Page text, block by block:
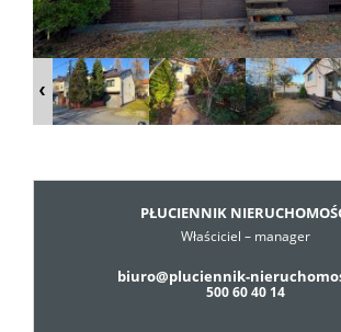
PŁUCIENNIK
Właściciel – manager
biuro@pluciennik-
500 60 40 14